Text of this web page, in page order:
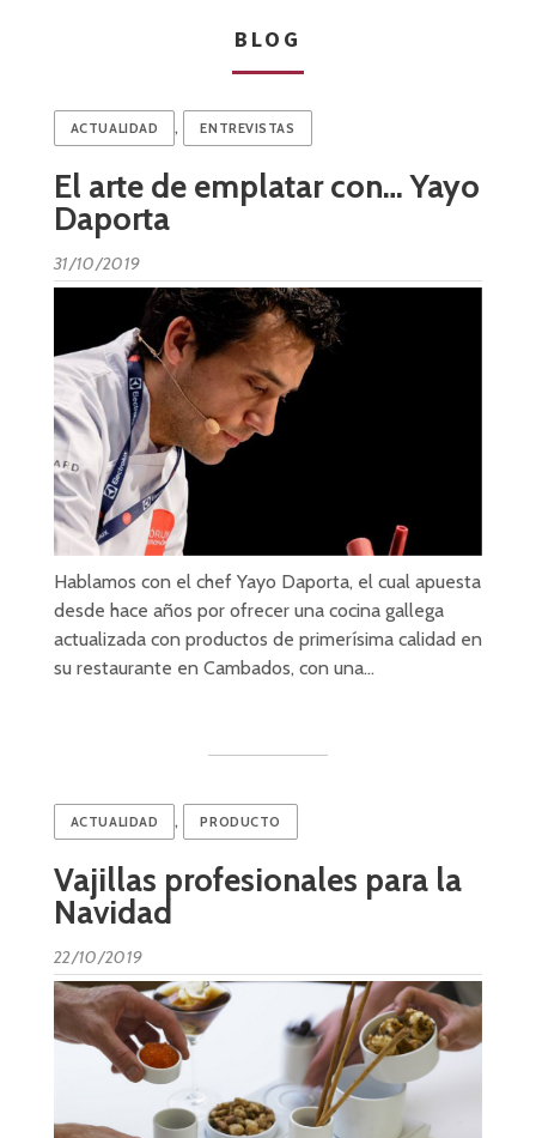
BLOG
ACTUALIDAD , ENTREVISTAS
El arte de emplatar con… Yayo
Daporta
31/10/2019
Hablamos con el chef Yayo Daporta, el cual apuesta
desde hace años por ofrecer una cocina gallega
actualizada con productos de primerísima calidad en
su restaurante en Cambados, con una…
ACTUALIDAD , PRODUCTO
Vajillas profesionales para la
Navidad
22/10/2019